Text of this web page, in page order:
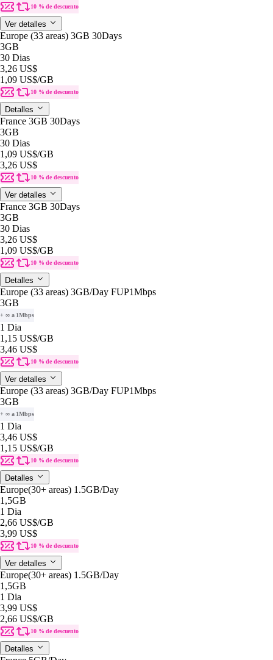
10 % de descuento
Ver detalles
Europe (33 areas) 3GB 30Days
3GB
30 Dias
3,26 US$
1,09 US$/GB
10 % de descuento
Detalles
France 3GB 30Days
3GB
30 Dias
1,09 US$/GB
3,26 US$
10 % de descuento
Ver detalles
France 3GB 30Days
3GB
30 Dias
3,26 US$
1,09 US$/GB
10 % de descuento
Detalles
Europe (33 areas) 3GB/Day FUP1Mbps
3GB
+ ∞ a 1Mbps
1 Dia
1,15 US$/GB
3,46 US$
10 % de descuento
Ver detalles
Europe (33 areas) 3GB/Day FUP1Mbps
3GB
+ ∞ a 1Mbps
1 Dia
3,46 US$
1,15 US$/GB
10 % de descuento
Detalles
Europe(30+ areas) 1.5GB/Day
1,5GB
1 Dia
2,66 US$/GB
3,99 US$
10 % de descuento
Ver detalles
Europe(30+ areas) 1.5GB/Day
1,5GB
1 Dia
3,99 US$
2,66 US$/GB
10 % de descuento
Detalles